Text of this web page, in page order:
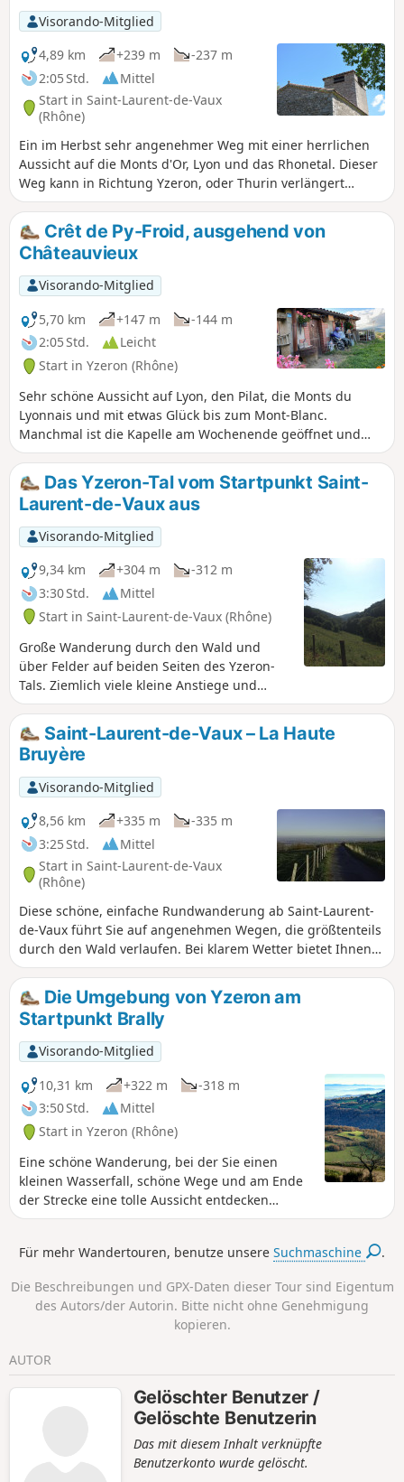
Visorando-Mitglied
4,89 km
+239 m
-237 m
2:05 Std.
Mittel
Start in Saint-Laurent-de-Vaux
(Rhône)
Ein im Herbst sehr angenehmer Weg mit einer herrlichen
Aussicht auf die Monts d'Or, Lyon und das Rhonetal. Dieser
Weg kann in Richtung Yzeron, oder Thurin verlängert
werden.
Crêt de Py-Froid, ausgehend von
Châteauvieux
Visorando-Mitglied
5,70 km
+147 m
-144 m
2:05 Std.
Leicht
Start in Yzeron (Rhône)
Sehr schöne Aussicht auf Lyon, den Pilat, die Monts du
Lyonnais und mit etwas Glück bis zum Mont-Blanc.
Manchmal ist die Kapelle am Wochenende geöffnet und
einen Besuch wert.
Das Yzeron-Tal vom Startpunkt Saint-
Laurent-de-Vaux aus
Visorando-Mitglied
9,34 km
+304 m
-312 m
3:30 Std.
Mittel
Start in Saint-Laurent-de-Vaux (Rhône)
Große Wanderung durch den Wald und
über Felder auf beiden Seiten des Yzeron-
Tals. Ziemlich viele kleine Anstiege und
Abstiege, die manchmal etwas steil sind
(mindestens ein Anstieg ist für
Mountainbiker zu schwierig) Bewertung des
Moderators Der Abschnitt zwischen (8) und
(9) ist nicht mehr befahrbar. Siehe
Bewertungen (22.03.2022) für eine
Alternative
Saint-Laurent-de-Vaux – La Haute
Bruyère
Visorando-Mitglied
8,56 km
+335 m
-335 m
3:25 Std.
Mittel
Start in Saint-Laurent-de-Vaux
(Rhône)
Diese schöne, einfache Rundwanderung ab Saint-Laurent-
de-Vaux führt Sie auf angenehmen Wegen, die größtenteils
durch den Wald verlaufen. Bei klarem Wetter bietet Ihnen
die Aussicht vom Plateau du Plat Saint-Romain ein
herrliches Panorama auf die Alpenkette.
Die Umgebung von Yzeron am
Startpunkt Brally
Visorando-Mitglied
10,31 km
+322 m
-318 m
3:50 Std.
Mittel
Start in Yzeron (Rhône)
Eine schöne Wanderung, bei der Sie einen
kleinen Wasserfall, schöne Wege und am Ende
der Strecke eine tolle Aussicht entdecken
können!
Für mehr Wandertouren, benutze unsereSuchmaschine .
Die Beschreibungen und GPX-Daten dieser Tour sind Eigentum
des Autors/der Autorin. Bitte nicht ohne Genehmigung
kopieren.
AUTOR
Gelöschter Benutzer /
Gelöschte Benutzerin
Das mit diesem Inhalt verknüpfte
Benutzerkonto wurde gelöscht.